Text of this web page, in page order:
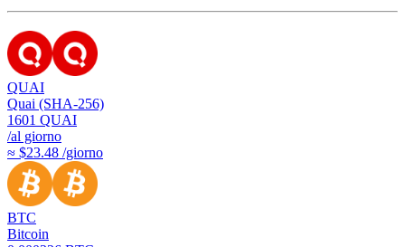
QUAI
Quai (SHA-256)
1601 QUAI
/al giorno
≈ $23.48 /giorno
BTC
Bitcoin